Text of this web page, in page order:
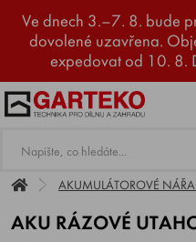
Ve dnech 3.–7. 8. bude
dovolené uzavřena.
expedovat od 10. 8.
AKUMULÁTOROVÉ
AKU RÁZOVÉ